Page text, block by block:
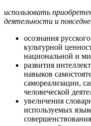
использовать
деятельности и
осознания
культурной
национальной и
развития
навыков
самореализации,
человеческой
увеличения
используемых